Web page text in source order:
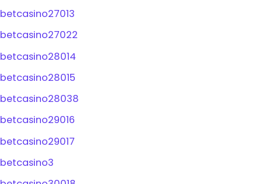
betcasino27013
betcasino27022
betcasino28014
betcasino28015
betcasino28038
betcasino29016
betcasino29017
betcasino3